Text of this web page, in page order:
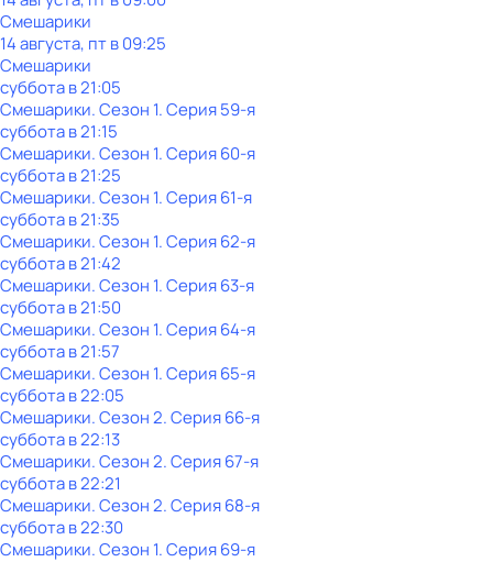
Смешарики
14 августа, пт в 09:25
Смешарики
субботав21:05
Смешарики. Сезон 1. Серия 59-я
субботав21:15
Смешарики. Сезон 1. Серия 60-я
субботав21:25
Смешарики. Сезон 1. Серия 61-я
субботав21:35
Смешарики. Сезон 1. Серия 62-я
субботав21:42
Смешарики. Сезон 1. Серия 63-я
субботав21:50
Смешарики. Сезон 1. Серия 64-я
субботав21:57
Смешарики. Сезон 1. Серия 65-я
субботав22:05
Смешарики. Сезон 2. Серия 66-я
субботав22:13
Смешарики. Сезон 2. Серия 67-я
субботав22:21
Смешарики. Сезон 2. Серия 68-я
субботав22:30
Смешарики. Сезон 1. Серия 69-я